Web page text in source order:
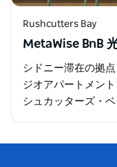
Rushcutters Bay
MetaWise BnB
シドニー滞在の拠
ジオアパートメン
シュカッターズ・